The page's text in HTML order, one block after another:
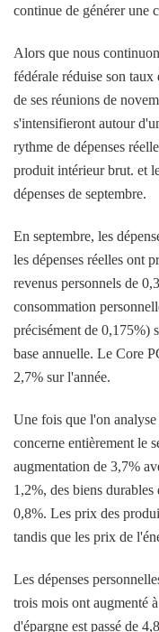
continue de générer une
Alors que nous
fédérale réduise son
de ses réunions de
s'intensifieront autour
rythme de dépenses
produit intérieur brut. et
dépenses de septembre.
En septembre, les
les dépenses réelles ont
revenus personnels de
consommation
précisément de 0,175%)
base annuelle. Le Core
2,7% sur l'année.
Une fois que l'on
concerne entièrement le
augmentation de 3,7%
1,2%, des biens
0,8%. Les prix des
tandis que les prix de
Les dépenses
trois mois ont augmenté
d'épargne est passé de